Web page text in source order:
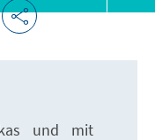
und mit